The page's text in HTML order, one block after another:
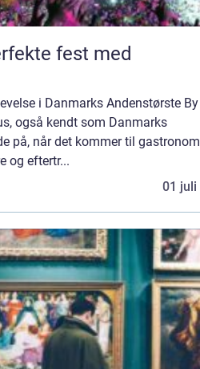
fest med
i Danmarks Andenstørste By
også kendt som Danmarks
på, når det kommer til
og eftertr...
01 juli